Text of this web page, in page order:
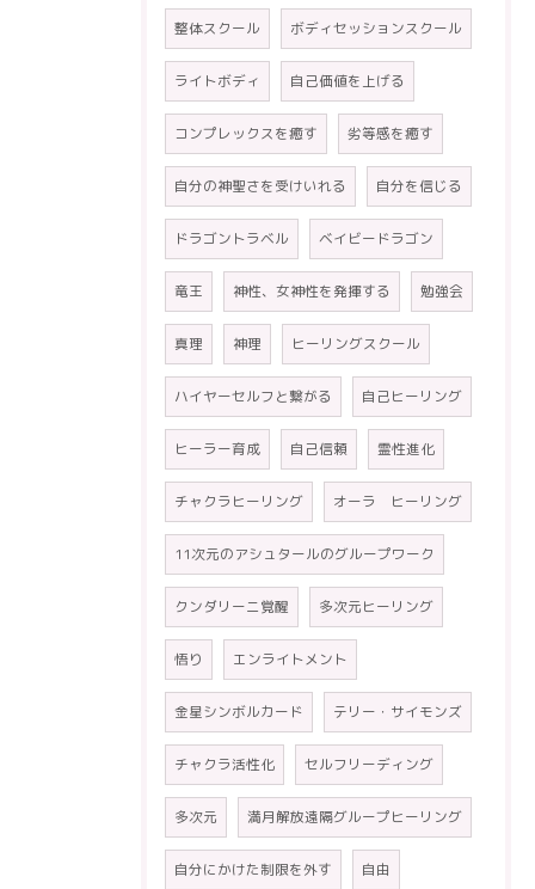
整体スクール ボディセッションスクール
ライトボディ 自己価値を上げる
コンプレックスを癒す 劣等感を癒す
自分の神聖さを受けいれる 自分を信じる
ドラゴントラベル ベイビードラゴン
竜王 神性、女神性を発揮する 勉強会
真理 神理 ヒーリングスクール
ハイヤーセルフと繋がる 自己ヒーリング
ヒーラー育成 自己信頼 霊性進化
チャクラヒーリング オーラ ヒーリング
11次元のアシュタールのグループワーク
クンダリーニ覚醒 多次元ヒーリング
悟り エンライトメント
金星シンボルカード テリー・サイモンズ
チャクラ活性化 セルフリーディング
多次元 満月解放遠隔グループヒーリング
自分にかけた制限を外す 自由